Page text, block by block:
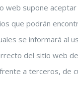
web supone
que podrán
se informará al
del sitio web
a terceros, de